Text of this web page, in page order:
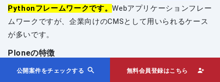
Pythonフレームワークです。Webアプリケーションフレー
ムワークですが、企業向けのCMSとして用いられるケース
が多いです。
Ploneの特徴
Ploneは、Web開発に必要な機能を全て備えたオープンソ
公開案件をチェックする 無料会員登録はこちら